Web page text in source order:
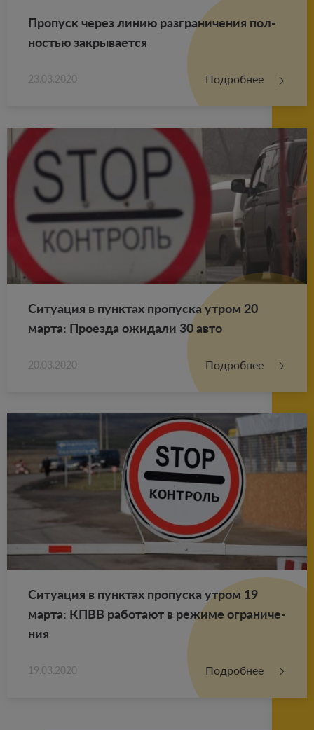
Про­пуск через линию раз­гра­ни­че­ния пол­
но­стью за­кры­ва­ет­ся
23.03.2020 Подробнее
Си­ту­а­ция в пунк­тах про­пус­ка утром 20
марта: Про­ез­да ожи­да­ли 30 авто
20.03.2020 Подробнее
Си­ту­а­ция в пунк­тах про­пус­ка утром 19
марта: КПВВ ра­бо­та­ют в ре­жи­ме огра­ни­че­
ния
19.03.2020 Подробнее